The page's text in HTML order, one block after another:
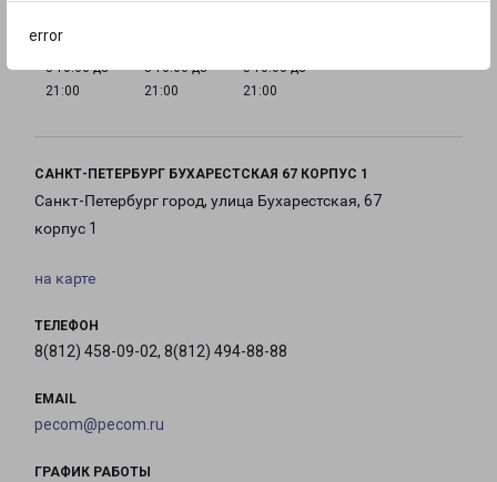
error
с 10:00 до
21:00
с 10:00 до
21:00
с 10:00 до
21:00
САНКТ-ПЕТЕРБУРГ БУХАРЕСТСКАЯ 67 КОРПУС 1
Санкт-Петербург город, улица Бухарестская, 67
корпус 1
на карте
ТЕЛЕФОН
8(812) 458-09-02, 8(812) 494-88-88
EMAIL
pecom@pecom.ru
ГРАФИК РАБОТЫ